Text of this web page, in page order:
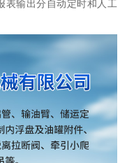
表输出分自动定时和人工